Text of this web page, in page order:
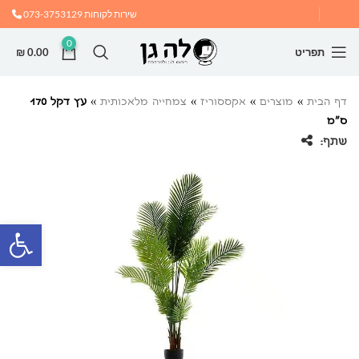
שירות לקוחות073-3753129
תפריט
0
₪0.00
דף הבית » מוצרים » אקססוריז » צמחייה מלאכותית »
עץ דקל 170
ס”מ
שתף: